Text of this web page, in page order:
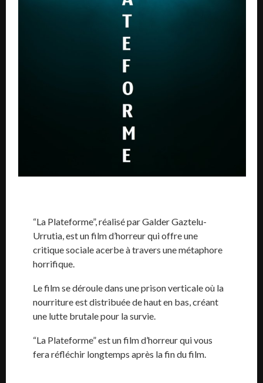
“La Plateforme”, réalisé par Galder Gaztelu-
Urrutia, est un film d’horreur qui offre une
critique sociale acerbe à travers une métaphore
horrifique.
Le film se déroule dans une prison verticale où la
nourriture est distribuée de haut en bas, créant
une lutte brutale pour la survie.
“La Plateforme” est un film d’horreur qui vous
fera réfléchir longtemps après la fin du film.